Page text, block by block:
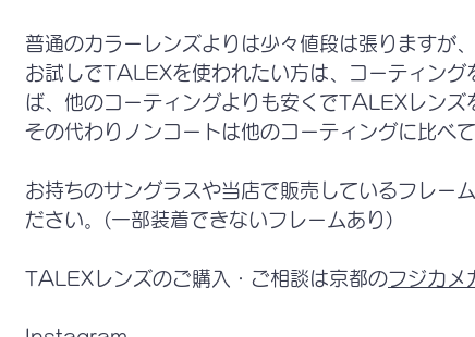
普通のカラーレンズよりは少々値段は張りますが
お試しでTALEXを使われたい方は、コーティン
ば、他のコーティングよりも安くでTALEXレンズ
その代わりノンコートは他のコーティングに比べ
お持ちのサングラスや当店で販売しているフレー
ださい。(一部装着できないフレームあり)
TALEXレンズのご購入・ご相談は京都のフジカメ